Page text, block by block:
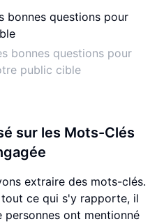
bonnes questions pour
public cible
sur les Mots-Clés
extraire des mots-clés.
ce qui s'y rapporte, il
ont mentionné